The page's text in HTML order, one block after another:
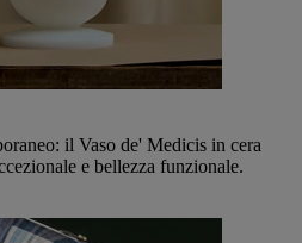
il Vaso de' Medicis in cera
e bellezza funzionale.